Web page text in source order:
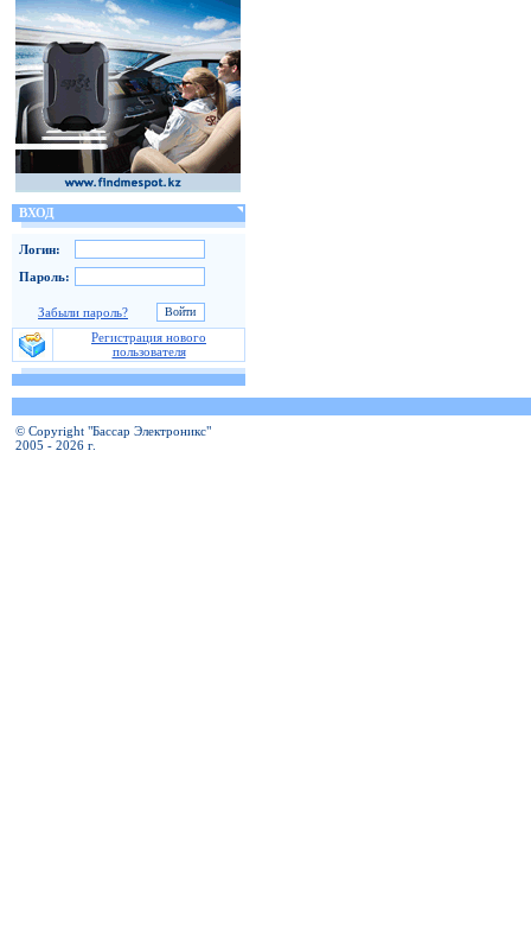
ВХОД
Логин:
Пароль:
Забыли пароль?
Регистрация нового
пользователя
© Copyright "Бассар Электроникс"
2005 - 2026 г.